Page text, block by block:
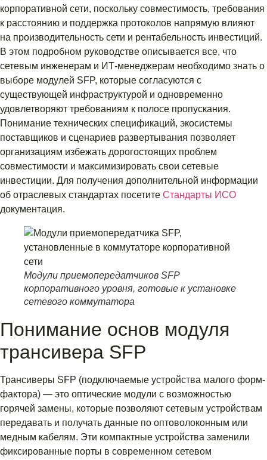
корпоративной сети, поскольку совместимость, требования
к расстоянию и поддержка протоколов напрямую влияют
на производительность сети и рентабельность инвестиций.
В этом подробном руководстве описывается все, что
сетевым инженерам и ИТ-менеджерам необходимо знать о
выборе модулей SFP, которые согласуются с
существующей инфраструктурой и одновременно
удовлетворяют требованиям к полосе пропускания.
Понимание технических спецификаций, экосистемы
поставщиков и сценариев развертывания позволяет
организациям избежать дорогостоящих проблем
совместимости и максимизировать свои сетевые
инвестиции. Для получения дополнительной информации
об отраслевых стандартах посетите Стандарты ИСО
документация.
Модули приемопередатчиков SFP
корпоративного уровня, готовые к установке
сетевого коммутатора
Понимание основ модуля
трансивера SFP
Трансиверы SFP (подключаемые устройства малого форм-
фактора) — это оптические модули с возможностью
горячей замены, которые позволяют сетевым устройствам
передавать и получать данные по оптоволоконным или
медным кабелям. Эти компактные устройства заменили
фиксированные порты в современном сетевом